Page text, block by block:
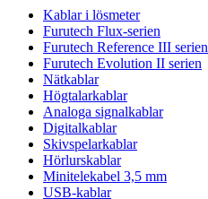
Kablar i lösmeter
Furutech Flux-serien
Furutech Reference III serien
Furutech Evolution II serien
Nätkablar
Högtalarkablar
Analoga signalkablar
Digitalkablar
Skivspelarkablar
Hörlurskablar
Minitelekabel 3,5 mm
USB-kablar